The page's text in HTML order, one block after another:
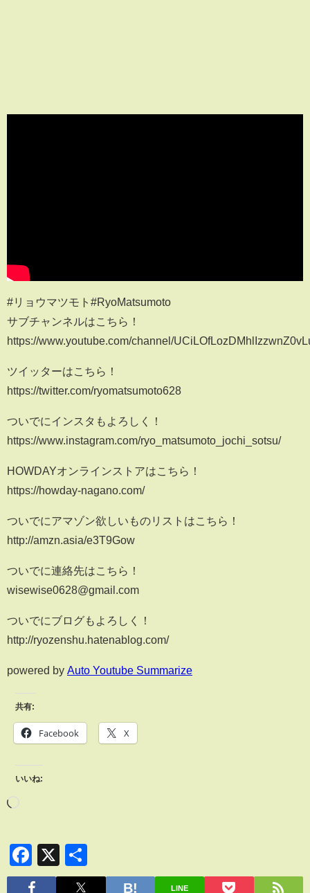
#リョウマツモト#RyoMatsumoto
サブチャンネルはこちら！
https://www.youtube.com/channel/
ツイッターはこちら！
https://twitter.com/ryomatsumoto628
ついでにインスタもよろしく！
https://www.instagram.com/ryo_matsumoto_jochi_sotsu/
HOWDAYオンラインストアはこちら！
https://howday-nagano.com/
ついでにアマゾン欲しいものリストはこちら！
http://amzn.asia/e3T9Gow
ついでに連絡先はこちら！
wisewise0628@gmail.com
ついでにブログもよろしく！
http://ryozenshu.hatenablog.com/
powered by Auto Youtube Summarize
共有:
Facebook X
いいね:
Facebook
X
有
LINE